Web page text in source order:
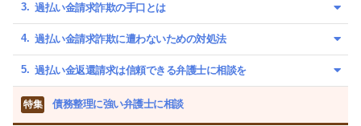
過払い金請求詐欺の手口とは
過払い金請求詐欺に遭わないための対処法
過払い金返還請求は信頼できる弁護士に相談を
特集 債務整理に強い弁護士に相談